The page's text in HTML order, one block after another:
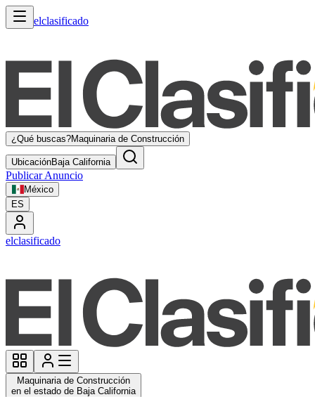
elclasificado
¿Qué buscas?Maquinaria de Construcción
UbicaciónBaja California
Publicar Anuncio
México
ES
elclasificado
Maquinaria de Construcción
en el estado de Baja California